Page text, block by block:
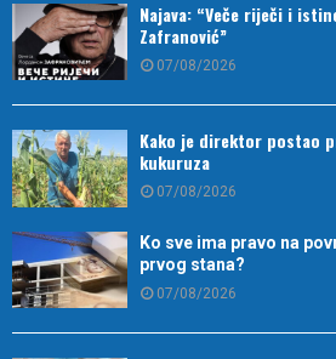
Najava: “Veče riječi i
Zafranović”
07/08/2026
Kako je direktor postao
kukuruza
07/08/2026
Ko sve ima pravo na
prvog stana?
07/08/2026